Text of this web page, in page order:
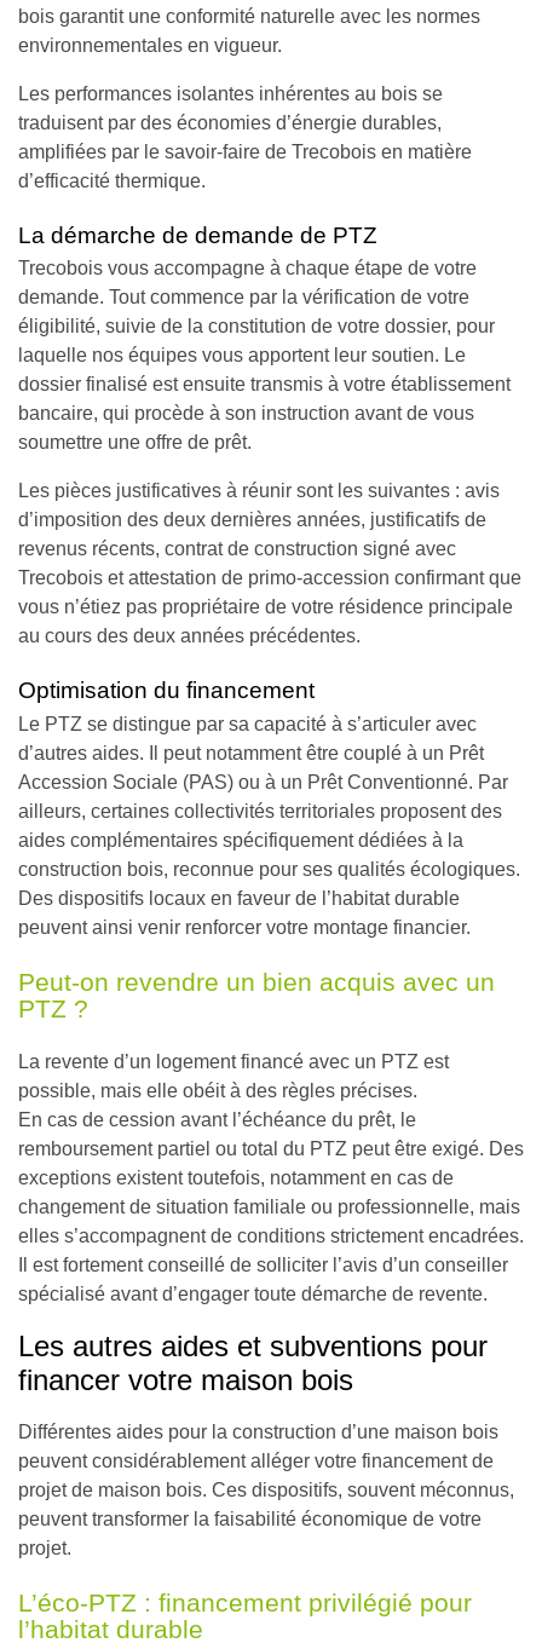
bois garantit une conformité naturelle avec les normes
environnementales en vigueur.
Les performances isolantes inhérentes au bois se
traduisent par des économies d’énergie durables,
amplifiées par le savoir-faire de Trecobois en matière
d’efficacité thermique.
La démarche de demande de PTZ
Trecobois vous accompagne à chaque étape de votre
demande. Tout commence par la vérification de votre
éligibilité, suivie de la constitution de votre dossier, pour
laquelle nos équipes vous apportent leur soutien. Le
dossier finalisé est ensuite transmis à votre établissement
bancaire, qui procède à son instruction avant de vous
soumettre une offre de prêt.
Les pièces justificatives à réunir sont les suivantes : avis
d’imposition des deux dernières années, justificatifs de
revenus récents, contrat de construction signé avec
Trecobois et attestation de primo-accession confirmant que
vous n’étiez pas propriétaire de votre résidence principale
au cours des deux années précédentes.
Optimisation du financement
Le PTZ se distingue par sa capacité à s’articuler avec
d’autres aides. Il peut notamment être couplé à un Prêt
Accession Sociale (PAS) ou à un Prêt Conventionné. Par
ailleurs, certaines collectivités territoriales proposent des
aides complémentaires spécifiquement dédiées à la
construction bois, reconnue pour ses qualités écologiques.
Des dispositifs locaux en faveur de l’habitat durable
peuvent ainsi venir renforcer votre montage financier.
Peut-on revendre un bien acquis avec un
PTZ ?
La revente d’un logement financé avec un PTZ est
possible, mais elle obéit à des règles précises.
En cas de cession avant l’échéance du prêt, le
remboursement partiel ou total du PTZ peut être exigé. Des
exceptions existent toutefois, notamment en cas de
changement de situation familiale ou professionnelle, mais
elles s’accompagnent de conditions strictement encadrées.
Il est fortement conseillé de solliciter l’avis d’un conseiller
spécialisé avant d’engager toute démarche de revente.
Les autres aides et subventions pour
financer votre maison bois
Différentes aides pour la construction d’une maison bois
peuvent considérablement alléger votre financement de
projet de maison bois. Ces dispositifs, souvent méconnus,
peuvent transformer la faisabilité économique de votre
projet.
L’éco-PTZ : financement privilégié pour
l’habitat durable